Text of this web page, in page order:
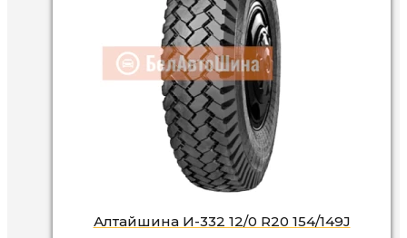
Алтайшина И-332 12/0 R20 154/149J